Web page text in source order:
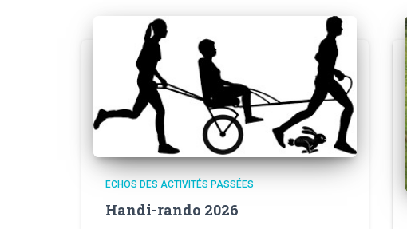
ECHOS DES ACTIVITÉS PASSÉES
Handi-rando 2026